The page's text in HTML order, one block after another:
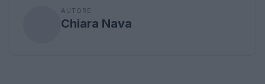
AUTORE
Chiara Nava